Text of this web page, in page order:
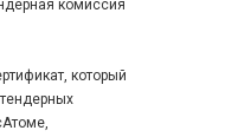
комиссия
который